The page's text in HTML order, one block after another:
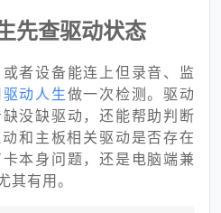
先查驱动状态
者设备能连上但录音、监
驱动人生做一次检测。驱动
没缺驱动，还能帮助判断
和主板相关驱动是否存在
本身问题，还是电脑端兼
其有用。